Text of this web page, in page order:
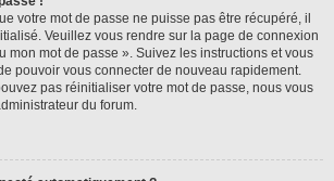
votre mot de passe ne puisse pas être récupéré, il
Veuillez vous rendre sur la page de connexion
mon mot de passe ». Suivez les instructions et vous
pouvoir vous connecter de nouveau rapidement.
pas réinitialiser votre mot de passe, nous vous
du forum.